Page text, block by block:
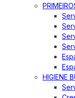
HIGIENE